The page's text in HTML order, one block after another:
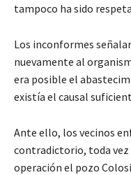
tampoco ha sido
Los inconformes
nuevamente al
era posible el
existía el causal
Ante ello, los vecinos
contradictorio, toda vez
operación el pozo